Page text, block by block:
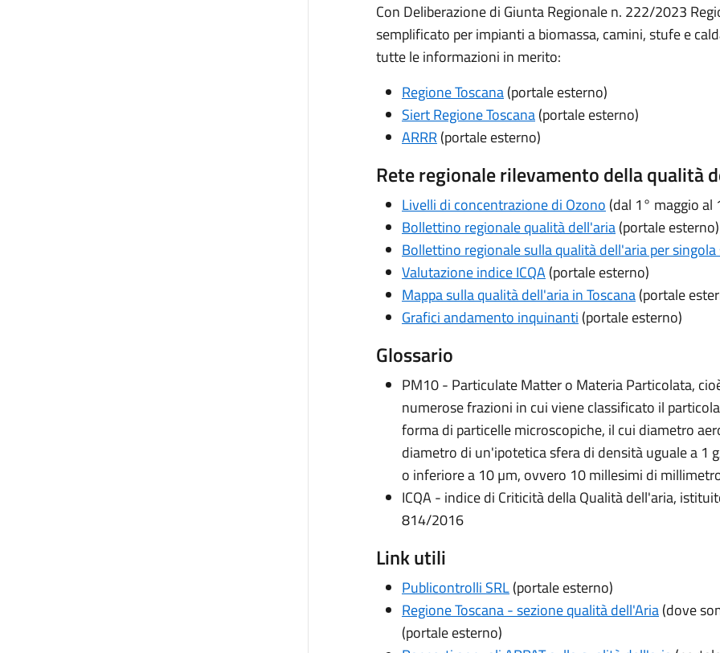
Con Deliberazione di Giunta Regionale n. 222/2023
semplificato per impianti a biomassa, camini, stufe e
tutte le informazioni in merito:
Regione Toscana(portale esterno)
Siert Regione Toscana(portale esterno)
ARRR (portale esterno)
Rete regionale rilevamento della qualità
Livelli di concentrazione di Ozono (dal 1° maggio
Bollettino regionale qualità dell'aria(portale esterno)
Bollettino regionale sulla qualità dell'aria per
Valutazione indice ICQA(portale esterno)
Mappa sulla qualità dell'aria in Toscana(portale
Grafici andamento inquinanti (portale esterno)
Glossario
PM10 - Particulate Matter o Materia Particolata,
numerose frazioni in cui viene classificato il
forma di particelle microscopiche, il cui diametro
diametro di un'ipotetica sfera di densità uguale a 1
o inferiore a 10 µm, ovvero 10 millesimi di
ICQA - indice di Criticità della Qualità dell'aria,
814/2016
Link utili
Publicontrolli SRL(portale esterno)
Regione Toscana - sezione qualità dell'Aria(dove
(portale esterno)